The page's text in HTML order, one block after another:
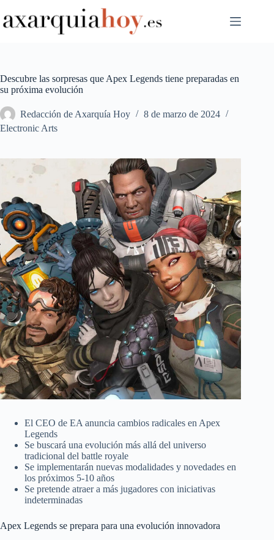
al
contenido
Descubre las sorpresas que Apex Legends tiene preparadas en
su próxima evolución
Redacción de Axarquía Hoy
8 de marzo de 2024
Electronic Arts
El CEO de EA anuncia cambios radicales en Apex
Legends
Se buscará una evolución más allá del universo
tradicional del battle royale
Se implementarán nuevas modalidades y novedades en
los próximos 5-10 años
Se pretende atraer a más jugadores con iniciativas
indeterminadas
Apex Legends se prepara para una evolución innovadora